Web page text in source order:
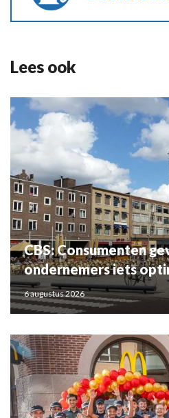
Lees ook
CBS: Consumenten
ondernemers iets
6 augustus 2026